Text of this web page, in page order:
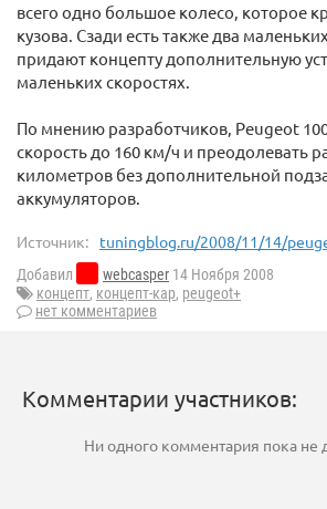
всего одно большое колесо, которое
кузова. Сзади есть также два
придают концепту дополнительную
маленьких скоростях.
По мнению разработчиков, Peugeot
скорость до 160 км/ч и преодолевать
километров без дополнительной
аккумуляторов.
Источник: tuningblog.ru/2008/11/14/
Добавил webcasper 14 Ноября 2008
концепт, концепт-кар, peugeot+
нет комментариев
Комментарии участников:
Ни одного комментария пока не